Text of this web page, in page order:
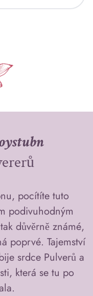
pocítíte tuto
podivuhodným
důvěrně známé,
poprvé. Tajemství
srdce Pulverů a
která se tu po